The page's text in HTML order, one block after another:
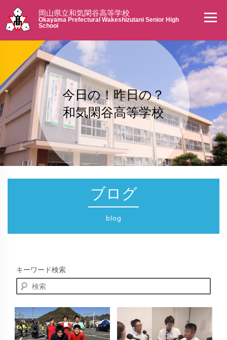
岡山県立和気閑谷高等学校
Okayama Prefectural Wakeshizutani Senior High
School
今日の！昨日の？
和気閑谷高等学校
ブログ
blog
キーワード検索